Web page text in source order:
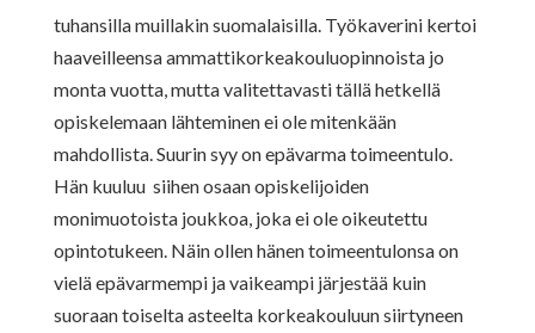
tuhansilla muillakin suomalaisilla. Työkaverini kertoi
haaveilleensa ammattikorkeakouluopinnoista jo
monta vuotta, mutta valitettavasti tällä hetkellä
opiskelemaan lähteminen ei ole mitenkään
mahdollista. Suurin syy on epävarma toimeentulo.
Hän kuuluu siihen osaan opiskelijoiden
monimuotoista joukkoa, joka ei ole oikeutettu
opintotukeen. Näin ollen hänen toimeentulonsa on
vielä epävarmempi ja vaikeampi järjestää kuin
suoraan toiselta asteelta korkeakouluun siirtyneen